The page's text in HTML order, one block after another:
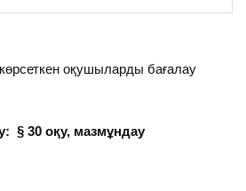
көрсеткен оқушыларды бағалау
§ 30 оқу, мазмұндау